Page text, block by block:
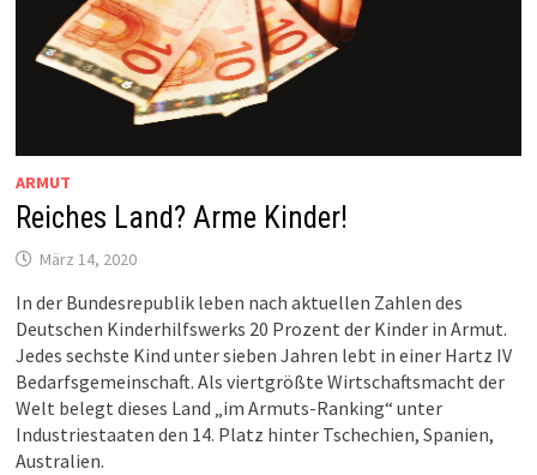
ARMUT
Reiches Land? Arme Kinder!
März 14, 2020
In der Bundesrepublik leben nach aktuellen Zahlen des
Deutschen Kinderhilfswerks 20 Prozent der Kinder in Armut.
Jedes sechste Kind unter sieben Jahren lebt in einer Hartz IV
Bedarfsgemeinschaft. Als viertgrößte Wirtschaftsmacht der
Welt belegt dieses Land „im Armuts-Ranking“ unter
Industriestaaten den 14. Platz hinter Tschechien, Spanien,
Australien.